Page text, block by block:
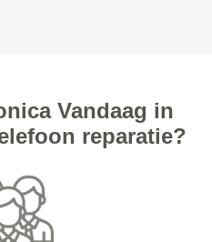
Vandaag in
reparatie?